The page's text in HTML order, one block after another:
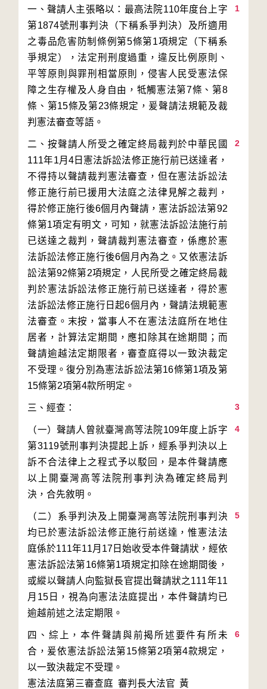
1
一、聲請人主張略以：最高法院110年度台上字
第1874號刑事判決（下稱系爭判決）及所適用
之毒品危害防制條例第5條第1項規定（下稱系
爭規定），法定刑刑度過重，違反比例原則、
平等原則與罪刑相當原則，侵害人民受憲法保
障之生存權及人身自由，牴觸憲法第7條、第8
條、第15條及第23條規定，爰聲請法規範及裁
2
二、按聲請人所受之確定終局裁判於中華民國
111年1月4日憲法訴訟法修正施行前已送達者，
不得持以聲請裁判憲法審查，但在憲法訴訟法
修正施行前已援用大法庭之法律見解之裁判，
得於修正施行後6個月內聲請，憲法訴訟法第92
條第1項定有明文，可知，就憲法訴訟法施行前
已送達之裁判，聲請裁判憲法審查，係應於憲
法訴訟法修正施行後6個月內為之。又依憲法訴
訟法第92條第2項規定，人民所受之確定終局裁
判於憲法訴訟法修正施行前已送達者，得於憲
法訴訟法修正施行日起6個月內，聲請法規範憲
法審查。末按，當事人不在憲法法庭所在地住
居者，計算法定期間，應扣除其在途期間；而
聲請逾越法定期限者，審查庭得以一致決裁定
不受理。復分別為憲法訴訟法第16條第1項及第
3
4
（一）聲請人曾就臺灣高等法院109年度上訴字
第3119號刑事判決提起上訴，經系爭判決以上
訴不合法律上之程式予以駁回，是本件聲請應
以上開臺灣高等法院刑事判決為確定終局判
5
（二）系爭判決及上開臺灣高等法院刑事判決
均已於憲法訴訟法修正施行前送達，惟憲法法
庭係於111年11月17日始收受本件聲請狀，經依
憲法訴訟法第16條第1項規定扣除在途期間後，
或縱以聲請人向監獄長官提出聲請狀之111年11
月15日，視為向憲法法庭提出，本件聲請均已
6
四、綜上，本件聲請與前揭所述要件有所未
合，爰依憲法訴訟法第15條第2項第4款規定，
以一致決裁定不受理。
憲法法庭第三審查庭 審判長大法官 黃